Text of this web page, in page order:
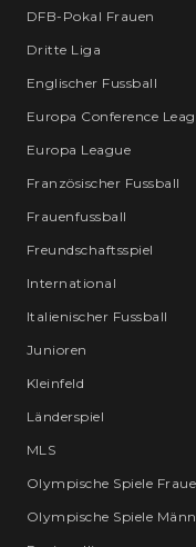
DFB-Pokal Frauen
Dritte Liga
Englischer Fussball
Europa Conference
Europa League
Französischer Fussball
Frauenfussball
Freundschaftsspiel
International
Italienischer Fussball
Junioren
Kleinfeld
Länderspiel
MLS
Olympische Spiele
Olympische Spiele